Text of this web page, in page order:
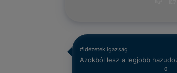
#idézetek igazság
Azokból lesz a legjobb
0